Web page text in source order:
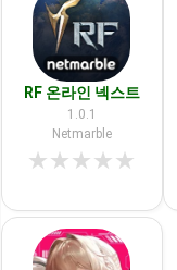
RF 온라인 넥스트
1.0.1
Netmarble
★★★★★